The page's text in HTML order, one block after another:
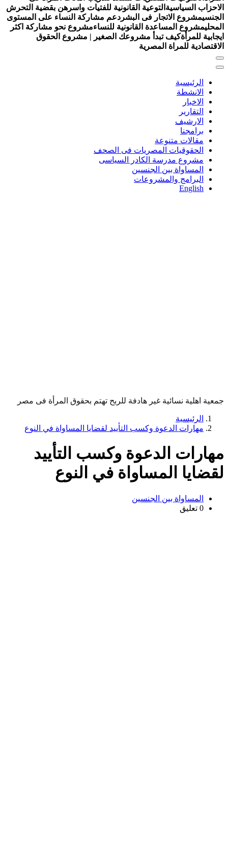
السياسيةالتوعية القانونية للفتيات واسرهن بقضية التحرش
مشروع الاتجار فى البشردعم مشاركة النساء على المستوى
مشروع المساعدة القانونية للنساءمشروع نحو مشاركة اكثر
للمرأة كيف تبدأ مشروعك الصغير | مشروع الحقوق
للمراة المصرية
الرئيسية
الانشطة
الاخبار
التقارير
الارشيف
برامجنا
مقالات متنوعة
الحقوقيات المصريات فى الصحف
مشروع مدرسة الكادر السياسى
المساواة بين الجنسين
البرامج والمشروعات
English
اهلية نسائية غير هادفة للربح تهتم بحقوق المرأة فى مصر
الرئيسية
مهارات الدعوة وكسب التأييد لقضايا المساواة في النوع
الدعوة وكسب التأييد
المساواة في النوع
المساواة بين الجنسين
0 تعليق